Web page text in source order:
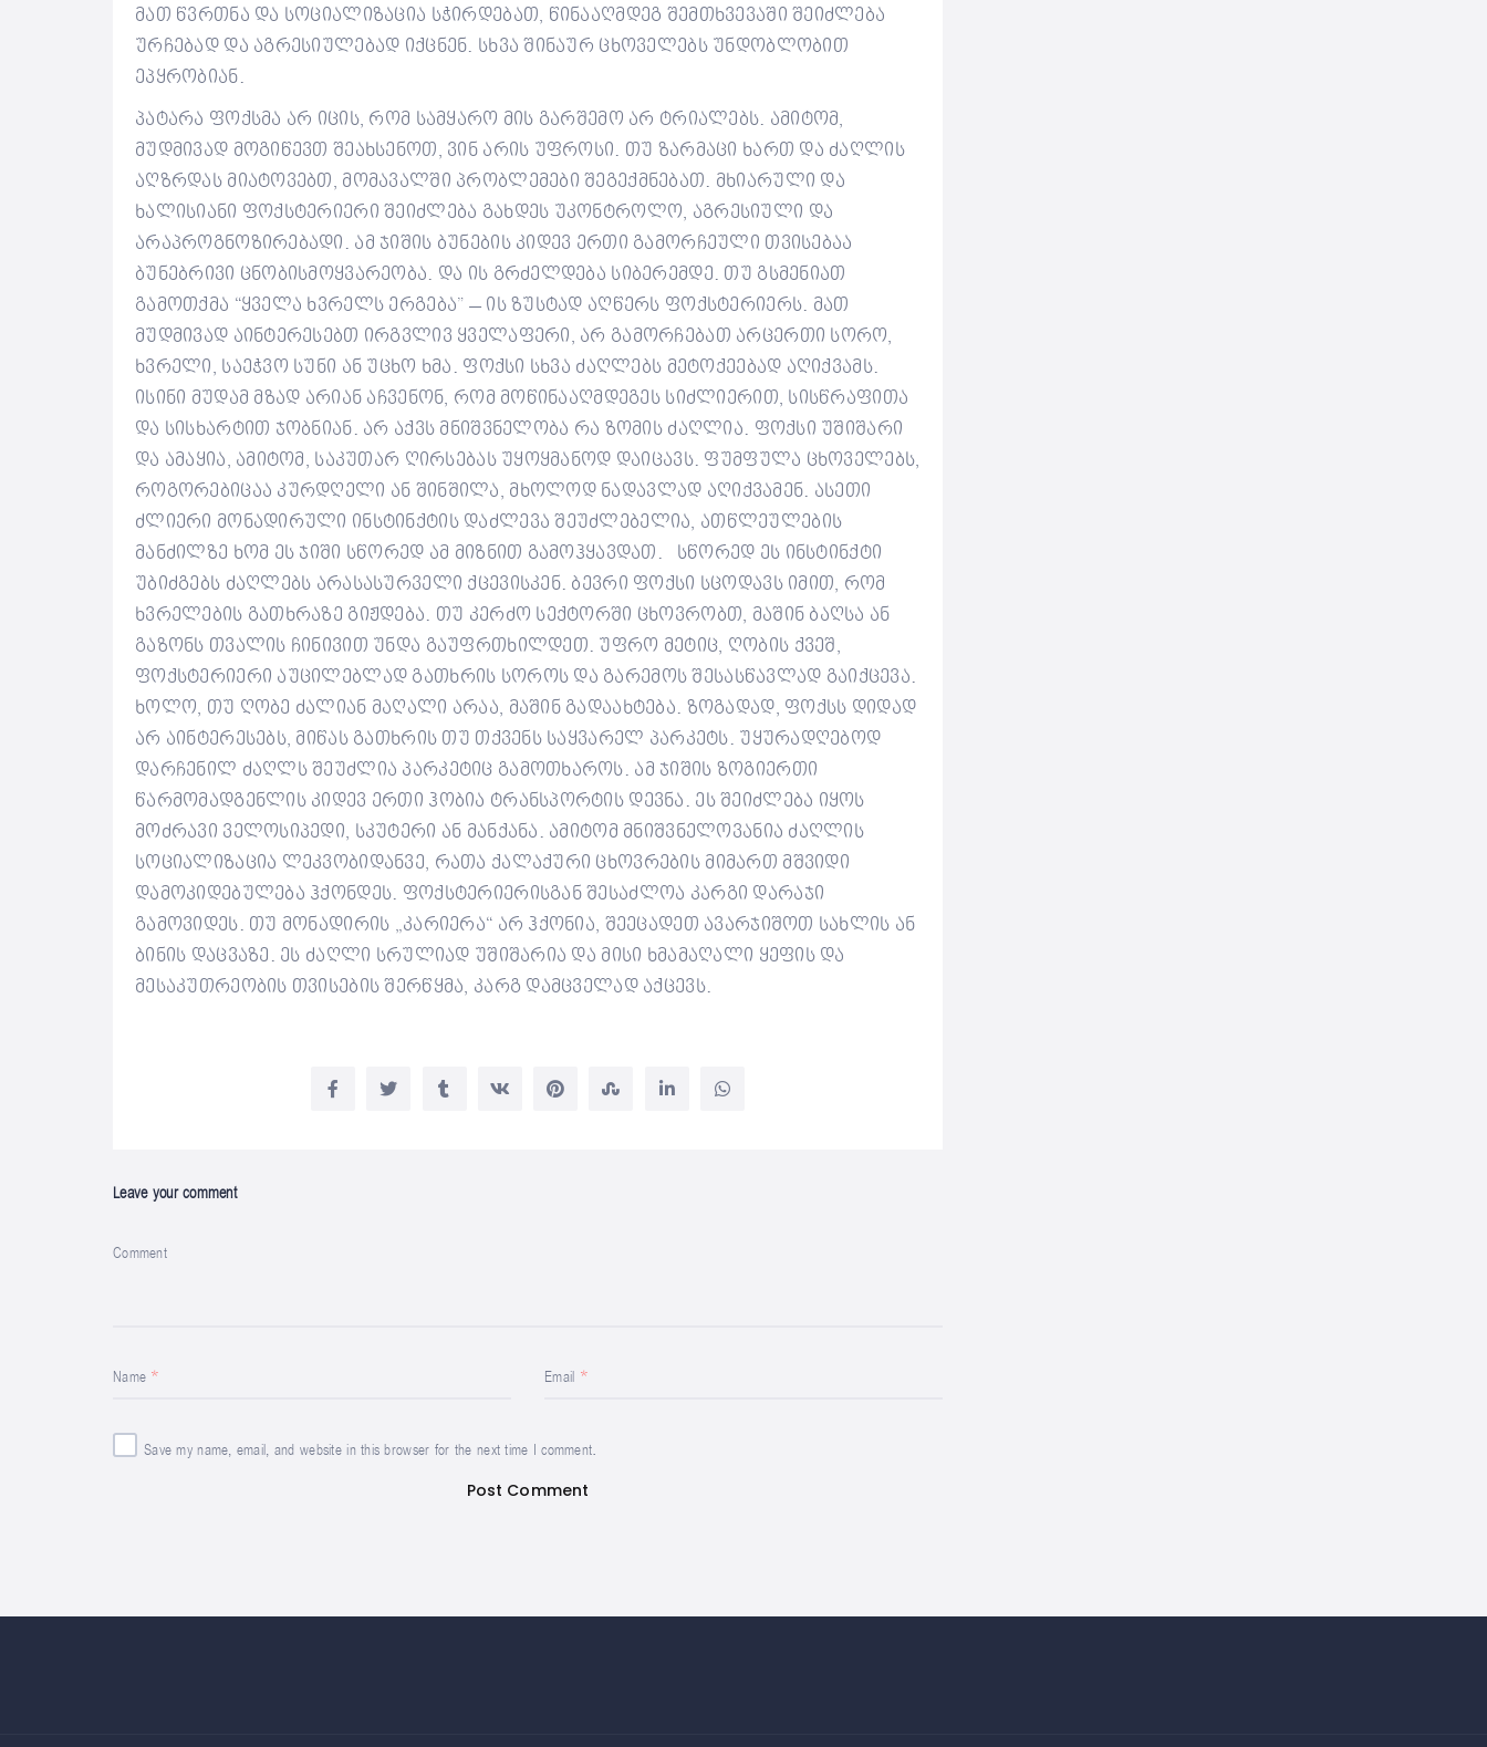
მათ წვრთნა და სოციალიზაცია სჭირდებათ, წინააღმდეგ შემთხვევაში შეიძლება
ურჩებად და აგრესიულებად იქცნენ. სხვა შინაურ ცხოველებს უნდობლობით
ეპყრობიან.
პატარა ფოქსმა არ იცის, რომ სამყარო მის გარშემო არ ტრიალებს. ამიტომ,
მუდმივად მოგიწევთ შეახსენოთ, ვინ არის უფროსი. თუ ზარმაცი ხართ და ძაღლის
აღზრდას მიატოვებთ, მომავალში პრობლემები შეგექმნებათ. მხიარული და
ხალისიანი ფოქსტერიერი შეიძლება გახდეს უკონტროლო, აგრესიული და
არაპროგნოზირებადი. ამ ჯიშის ბუნების კიდევ ერთი გამორჩეული თვისებაა
ბუნებრივი ცნობისმოყვარეობა. და ის გრძელდება სიბერემდე. თუ გსმენიათ
გამოთქმა “ყველა ხვრელს ერგება” – ის ზუსტად აღწერს ფოქსტერიერს. მათ
მუდმივად აინტერესებთ ირგვლივ ყველაფერი, არ გამორჩებათ არცერთი სორო,
ხვრელი, საეჭვო სუნი ან უცხო ხმა. ფოქსი სხვა ძაღლებს მეტოქეებად აღიქვამს.
ისინი მუდამ მზად არიან აჩვენონ, რომ მოწინააღმდეგეს სიძლიერით, სისწრაფითა
და სისხარტით ჯობნიან. არ აქვს მნიშვნელობა რა ზომის ძაღლია. ფოქსი უშიშარი
და ამაყია, ამიტომ, საკუთარ ღირსებას უყოყმანოდ დაიცავს. ფუმფულა ცხოველებს,
როგორებიცაა კურდღელი ან შინშილა, მხოლოდ ნადავლად აღიქვამენ. ასეთი
ძლიერი მონადირული ინსტინქტის დაძლევა შეუძლებელია, ათწლეულების
მანძილზე ხომ ეს ჯიში სწორედ ამ მიზნით გამოჰყავდათ.
სწორედ ეს ინსტინქტი
უბიძგებს ძაღლებს არასასურველი ქცევისკენ. ბევრი ფოქსი სცოდავს იმით, რომ
ხვრელების გათხრაზე გიჟდება. თუ კერძო სექტორში ცხოვრობთ, მაშინ ბაღსა ან
გაზონს თვალის ჩინივით უნდა გაუფრთხილდეთ. უფრო მეტიც, ღობის ქვეშ,
ფოქსტერიერი აუცილებლად გათხრის სოროს და გარემოს შესასწავლად გაიქცევა.
ხოლო, თუ ღობე ძალიან მაღალი არაა, მაშინ გადაახტება. ზოგადად, ფოქსს დიდად
არ აინტერესებს, მიწას გათხრის თუ თქვენს საყვარელ პარკეტს. უყურადღებოდ
დარჩენილ ძაღლს შეუძლია პარკეტიც გამოთხაროს. ამ ჯიშის ზოგიერთი
წარმომადგენლის კიდევ ერთი ჰობია ტრანსპორტის დევნა. ეს შეიძლება იყოს
მოძრავი ველოსიპედი, სკუტერი ან მანქანა. ამიტომ მნიშვნელოვანია ძაღლის
სოციალიზაცია ლეკვობიდანვე, რათა ქალაქური ცხოვრების მიმართ მშვიდი
დამოკიდებულება ჰქონდეს. ფოქსტერიერისგან შესაძლოა კარგი დარაჯი
გამოვიდეს. თუ მონადირის „კარიერა“ არ ჰქონია, შეეცადეთ ავარჯიშოთ სახლის ან
ბინის დაცვაზე. ეს ძაღლი სრულიად უშიშარია და მისი ხმამაღალი ყეფის და
მესაკუთრეობის თვისების შერწყმა, კარგ დამცველად აქცევს.
Leave your comment
Comment
Name Email
Save my name, email, and website in this browser for the next time I comment.